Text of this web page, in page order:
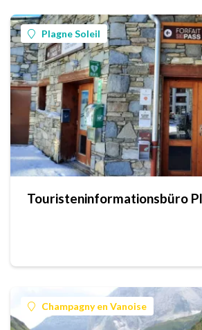
Plagne Soleil
Touristeninformationsbüro
Champagny en Vanoise